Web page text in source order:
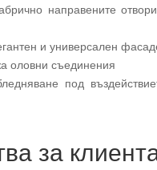
направените
и универсален
оловни съединения
под
за